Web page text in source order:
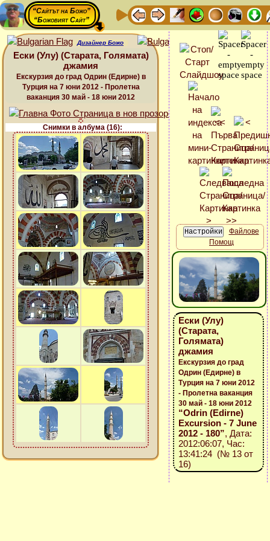
“Сайтът на Божо”
“Божовият Сайт”
Дизайнер Божо
Ески (Улу) (Старата, Голямата)
джамия
Екскурзия до град Одрин (Едирне) в
Турция на 7 юни 2012 - Пролетна
ваканция 30 май - 18 юни 2012
Снимки в албума (16):
Файлове
Помощ
Ески (Улу)
(Старата,
Голямата)
джамия
Екскурзия до град
Одрин (Едирне) в
Турция на 7 юни 2012
- Пролетна ваканция
30 май - 18 юни 2012
“Odrin (Edirne)
Excursion - 7 June
2012 - 180”, Дата:
2012:06:07, Час:
13:41:24 (№ 13 от
16)